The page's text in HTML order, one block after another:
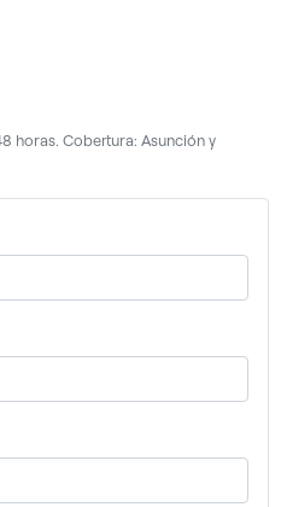
horas. Cobertura: Asunción y